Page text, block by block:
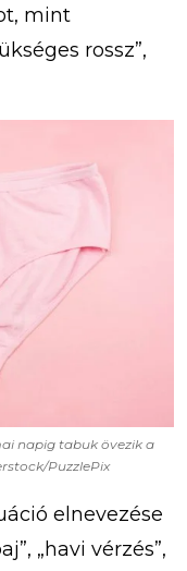
mint
rossz”,
napig tabuk övezik a
PuzzlePix
elnevezése
„havi vérzés”,